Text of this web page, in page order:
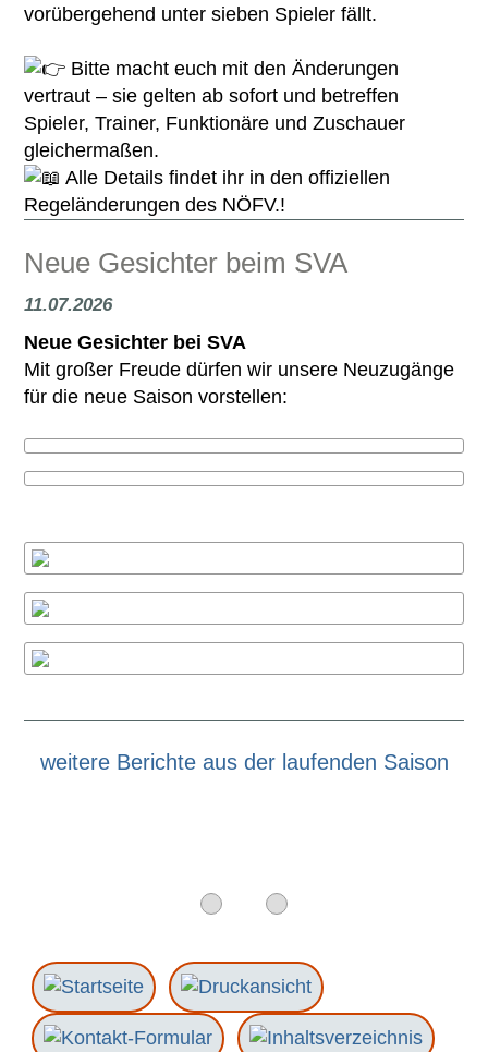
vorübergehend unter sieben Spieler fällt.
Bitte macht euch mit den Änderungen
vertraut – sie gelten ab sofort und betreffen
Spieler, Trainer, Funktionäre und Zuschauer
gleichermaßen.
Alle Details findet ihr in den offiziellen
Regeländerungen des NÖFV.!
Neue Gesichter beim SVA
11.07.2026
Neue Gesichter bei SVA
Mit großer Freude dürfen wir unsere Neuzugänge
für die neue Saison vorstellen:
weitere Berichte aus der laufenden Saison